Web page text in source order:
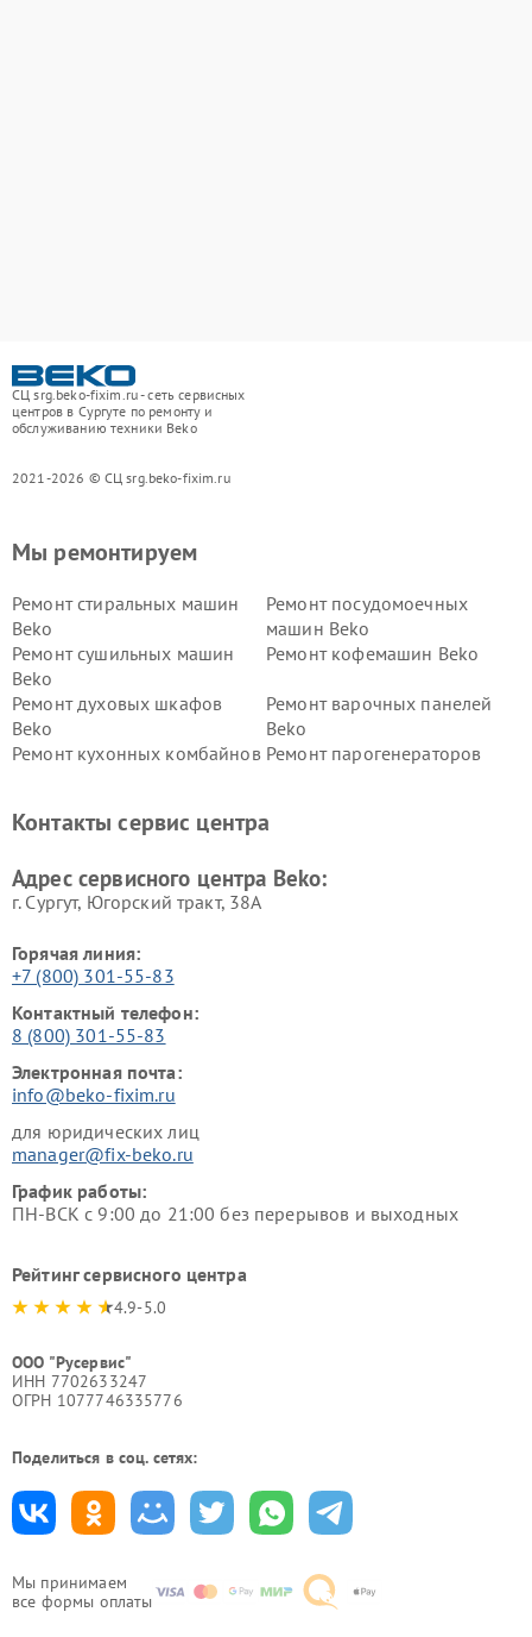
СЦ srg.beko-fixim.ru - сеть сервисных
центров в Сургуте по ремонту и
обслуживанию техники Beko
2021-2026 © СЦ srg.beko-fixim.ru
Мы принимаем
все формы оплаты
Мы ремонтируем
Ремонт стиральных машин
Beko
Ремонт посудомоечных
машин Beko
Ремонт сушильных машин
Beko
Ремонт кофемашин Beko
Ремонт духовых шкафов
Beko
Ремонт варочных панелей
Beko
Ремонт кухонных комбайнов Ремонт парогенераторов
Ремонт холодильников Beko Ремонт морозильных камер
Контакты сервис центра
Адрес сервисного центра Beko:
г. Сургут, Югорский тракт, 38А
Горячая линия:
+7 (800) 301-55-83
Контактный телефон:
8 (800) 301-55-83
Электронная почта:
info@beko-fixim.ru
для юридических лиц
manager@fix-beko.ru
График работы:
ПН-ВСК с 9:00 до 21:00 без перерывов и выходных
Рейтинг сервисного центра
4.9-5.0
ООО "Русервис"
ИНН 7702633247
ОГРН 1077746335776
Поделиться в соц. сетях: